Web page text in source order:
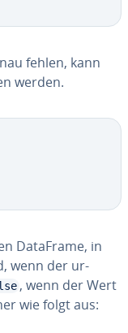
fehlen, kann
werden.
DataFrame, in
wenn der ur­
, wenn der Wert
wie folgt aus: